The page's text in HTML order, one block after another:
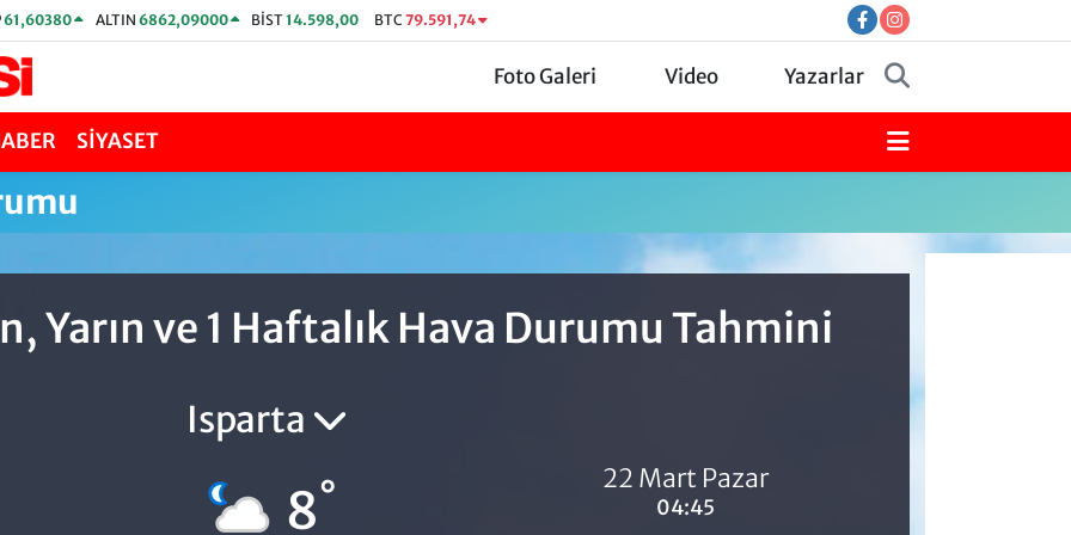
61,60380 ALTIN 6862,09000 BİST14.598,00 BTC 79.591,74
Foto Galeri Video Yazarlar
SİYASET
Yarın ve 1 Haftalık Hava Durumu Tahmini
Isparta
8° 22 Mart Pazar
04:45